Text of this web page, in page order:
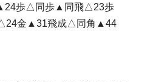
歩△同歩▲同飛△23歩
金▲31飛成△同角▲44